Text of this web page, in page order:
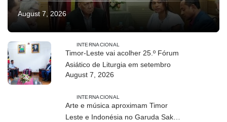
August 7, 2026
INTERNACIONAL
Timor-Leste vai acolher 25.º Fórum
Asiático de Liturgia em setembro
August 7, 2026
INTERNACIONAL
Arte e música aproximam Timor
Leste e Indonésia no Garuda Sakti